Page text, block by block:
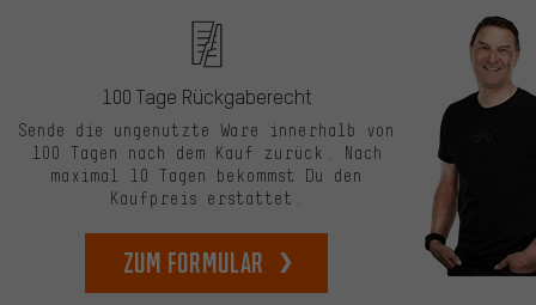
100 Tage Rückgaberecht
Sende die ungenutzte Ware innerhalb von
100 Tagen nach dem Kauf zurück. Nach
maximal 10 Tagen bekommst Du den
Kaufpreis erstattet.
zum Formular